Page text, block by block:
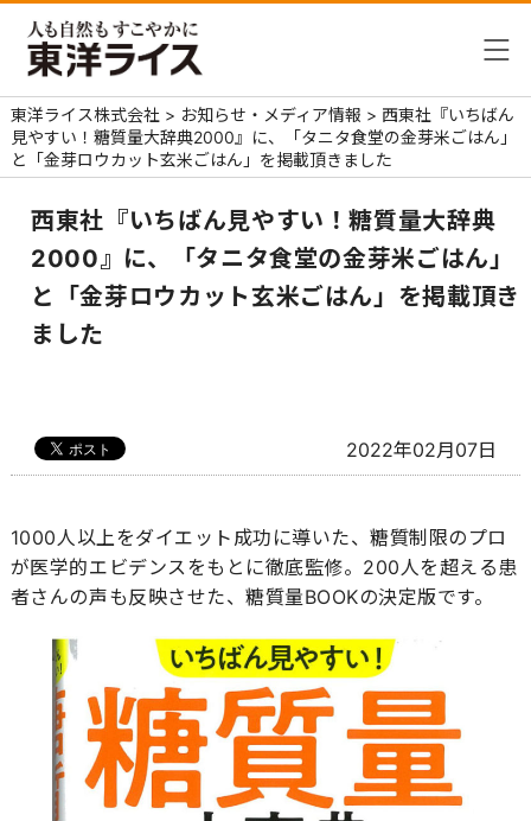
東洋ライス株式会社 > お知らせ・メディア情報 > 西東社『いちばん
見やすい！糖質量大辞典2000』に、「タニタ食堂の金芽米ごはん」
と「金芽ロウカット玄米ごはん」を掲載頂きました
西東社『いちばん見やすい！糖質量大辞典
2000』に、「タニタ食堂の金芽米ごはん」
と「金芽ロウカット玄米ごはん」を掲載頂き
ました
2022年02月07日
1000人以上をダイエット成功に導いた、糖質制限のプロ
が医学的エビデンスをもとに徹底監修。200人を超える患
者さんの声も反映させた、糖質量BOOKの決定版です。